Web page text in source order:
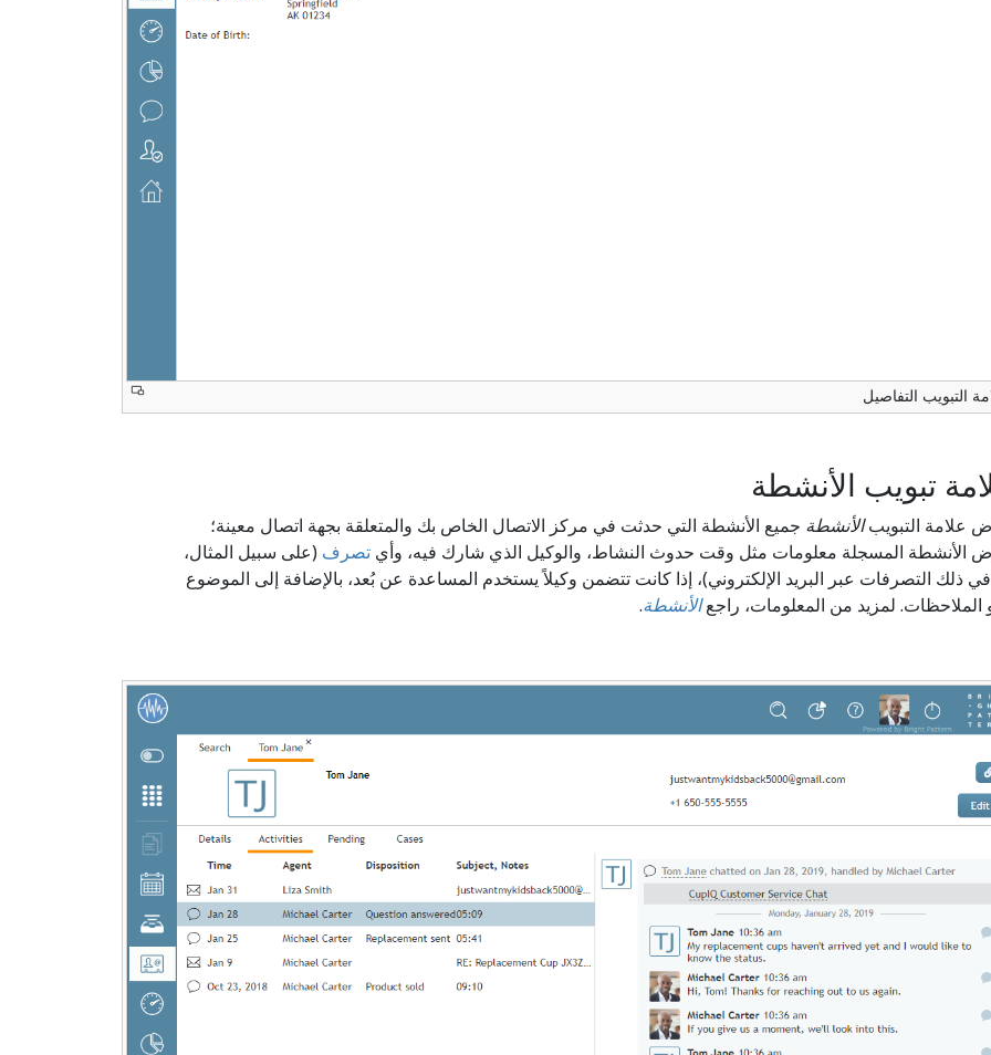
التبويب التفاصيل
تبويب الأنشطة
علامة التبويبالأنشطة جميع الأنشطة التي حدثت في مركز الاتصال الخاص بك والمتعلقة بجهة اتصال معينة؛
الأنشطة المسجلة معلومات مثل وقت حدوث النشاط، والوكيل الذي شارك فيه، وأي تصرف (على سبيل المثال،
في ذلك التصرفات عبر البريد الإلكتروني)، إذا كانت تتضمن وكيلاً يستخدم المساعدة عن بُعد، بالإضافة إلى الموضوع
الملاحظات. لمزيد من المعلومات، راجعالأنشطة.